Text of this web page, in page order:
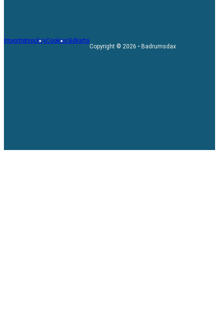
IntegritetspolicyCookiesSidkarta
Copyright © 2026 • Badrumsdax